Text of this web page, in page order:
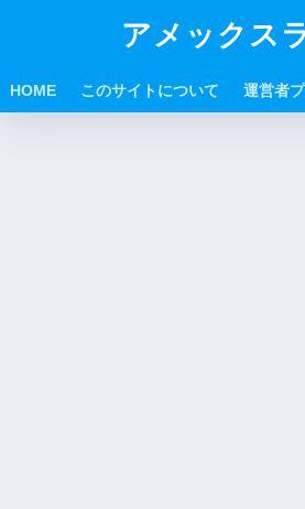
アメックス
HOME このサイトについて 運営者